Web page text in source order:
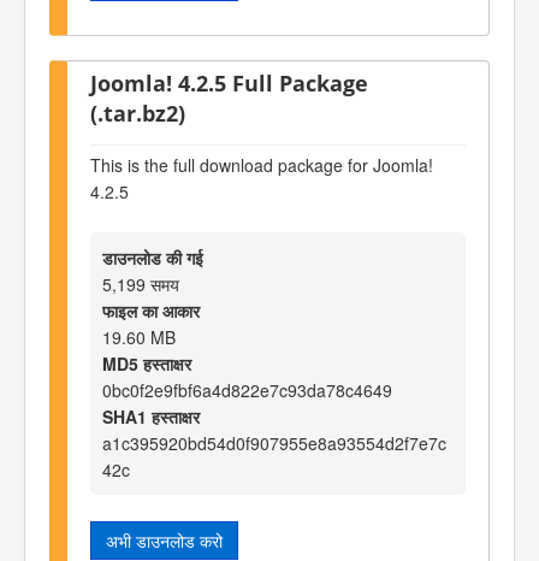
Joomla! 4.2.5 Full Package
(.tar.bz2)
This is the full download package for Joomla!
4.2.5
डाउनलोड की गई
5,199 समय
फाइल का आकार
19.60 MB
MD5 हस्ताक्षर
0bc0f2e9fbf6a4d822e7c93da78c4649
SHA1 हस्ताक्षर
a1c395920bd54d0f907955e8a93554d2f7e7c
42c
अभी डाउनलोड करो